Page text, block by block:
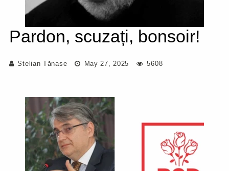
Pardon, scuzați, bonsoir!
Stelian Tănase May 27, 2025 5608